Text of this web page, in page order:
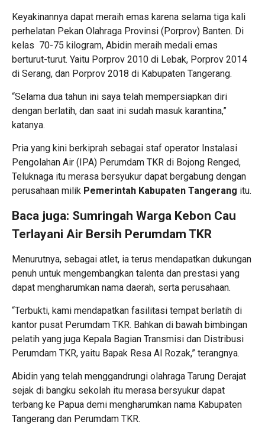
Keyakinannya dapat meraih emas karena selama tiga kali
perhelatan Pekan Olahraga Provinsi (Porprov) Banten. Di
kelas 70-75 kilogram, Abidin meraih medali emas
berturut-turut. Yaitu Porprov 2010 di Lebak, Porprov 2014
di Serang, dan Porprov 2018 di Kabupaten Tangerang.
“Selama dua tahun ini saya telah mempersiapkan diri
dengan berlatih, dan saat ini sudah masuk karantina,”
katanya.
Pria yang kini berkiprah sebagai staf operator Instalasi
Pengolahan Air (IPA) Perumdam TKR di Bojong Renged,
Teluknaga itu merasa bersyukur dapat bergabung dengan
perusahaan milik Pemerintah Kabupaten Tangerang itu.
Baca juga: Sumringah Warga Kebon Cau
Terlayani Air Bersih Perumdam TKR
Menurutnya, sebagai atlet, ia terus mendapatkan dukungan
penuh untuk mengembangkan talenta dan prestasi yang
dapat mengharumkan nama daerah, serta perusahaan.
“Terbukti, kami mendapatkan fasilitasi tempat berlatih di
kantor pusat Perumdam TKR. Bahkan di bawah bimbingan
pelatih yang juga Kepala Bagian Transmisi dan Distribusi
Perumdam TKR, yaitu Bapak Resa Al Rozak,” terangnya.
Abidin yang telah menggandrungi olahraga Tarung Derajat
sejak di bangku sekolah itu merasa bersyukur dapat
terbang ke Papua demi mengharumkan nama Kabupaten
Tangerang dan Perumdam TKR.